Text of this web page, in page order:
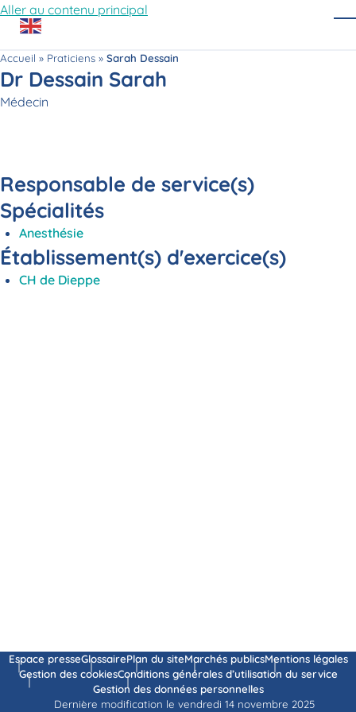
Aller au contenu principal
Accueil » Praticiens » Sarah Dessain
Dr Dessain Sarah
Fonction
Médecin
Responsable de service(s)
Spécialités
Anesthésie
Établissement(s) d'exercice(s)
CH de Dieppe
Espace presseGlossairePlan du siteMarchés publicsMentions légales
Gestion des cookiesConditions générales d’utilisation du service
Gestion des données personnelles
Dernière modification le vendredi 14 novembre 2025